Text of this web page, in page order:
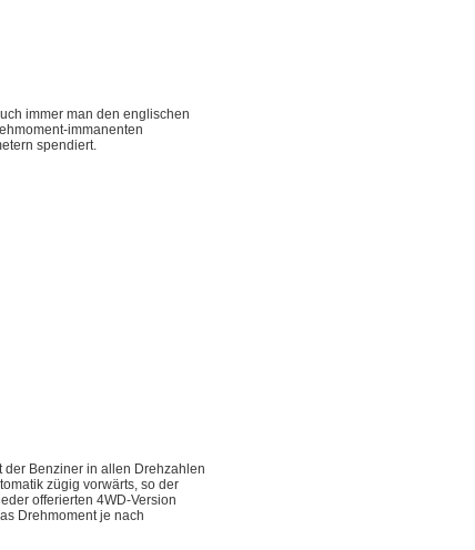
immer man den englischen
immanenten
spendiert.
der Benziner in allen Drehzahlen
zügig vorwärts, so der
offerierten 4WD-Version
Drehmoment je nach